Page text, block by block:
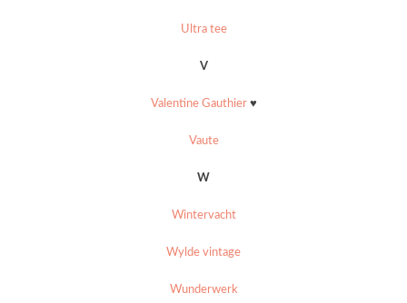
Ultra tee
V
Valentine Gauthier♥
Vaute
W
Wintervacht
Wylde vintage
Wunderwerk